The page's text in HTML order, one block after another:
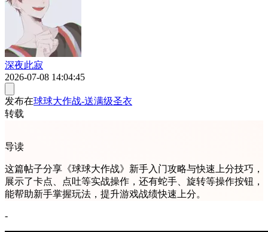
深夜此寂
2026-07-08 14:04:45
发布在球球大作战-送满级圣衣
转载
导读
这篇帖子分享《球球大作战》新手入门攻略与快速上分技巧，
展示了卡点、点吐等实战操作，还有蛇手、旋转等操作按钮，
能帮助新手掌握玩法，提升游戏战绩快速上分。
-